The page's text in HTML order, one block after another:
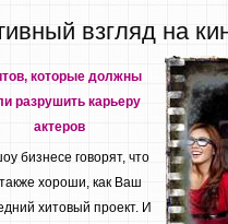
взгляд на
которые должны
разрушить карьеру
актеров
бизнесе говорят, что
хороши, как Ваш
хитовый проект. И